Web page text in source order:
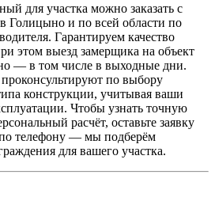
для участка можно заказать с
Голицыно и по всей области по
Гарантируем качество
этом выезд замерщика на объект
— в том числе в выходные дни.
по выбору
конструкции, учитывая ваши
Чтобы узнать точную
расчёт, оставьте заявку
телефону — мы подберём
для вашего участка.